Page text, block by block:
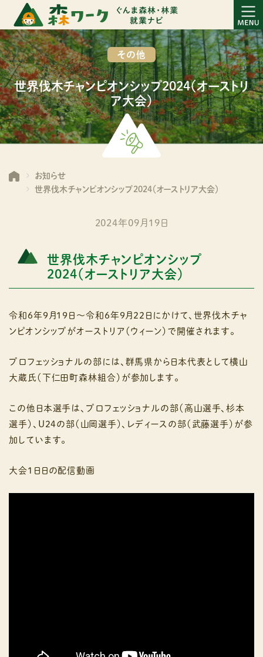
その他
世界伐木チャンピオンシップ2024（オーストリ
ア大会）
お知らせ
世界伐木チャンピオンシップ2024（オーストリア大会）
2024年09月19日
世界伐木チャンピオンシップ
2024（オーストリア大会）
令和６年９月１９日～令和６年９月２２日にかけて、世界伐木チャ
ンピオンシップがオーストリア（ウィーン）で開催されます。
プロフェッショナルの部には、群馬県から日本代表として横山
大蔵氏（下仁田町森林組合）が参加します。
この他日本選手は、プロフェッショナルの部（高山選手、杉本
選手）、U24の部（山岡選手）、レディースの部（武藤選手）が参
加しています。
大会１日日の配信動画